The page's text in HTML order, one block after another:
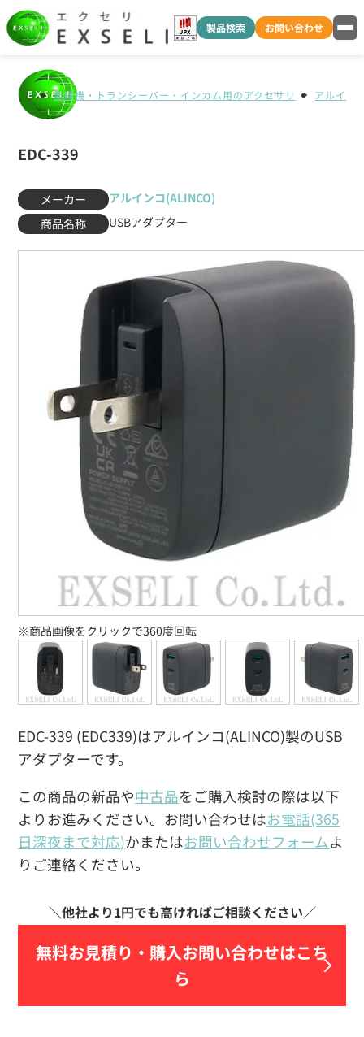
製品検索 お問い合わせ
無線機・トランシーバー・インカム用のアクセサリ アルイン
EDC-339
メーカー
アルインコ(ALINCO)
商品名称
USBアダプター
EDC-339 (EDC339)はアルインコ(ALINCO)製のUSB
アダプターです。
この商品の新品や中古品をご購入検討の際は以下
よりお進みください。お問い合わせはお電話(365
日深夜まで対応)かまたはお問い合わせフォームよ
りご連絡ください。
無料お見積り・ 購入お問い合わせはこち
ら
※商品画像をクリックで360度回転